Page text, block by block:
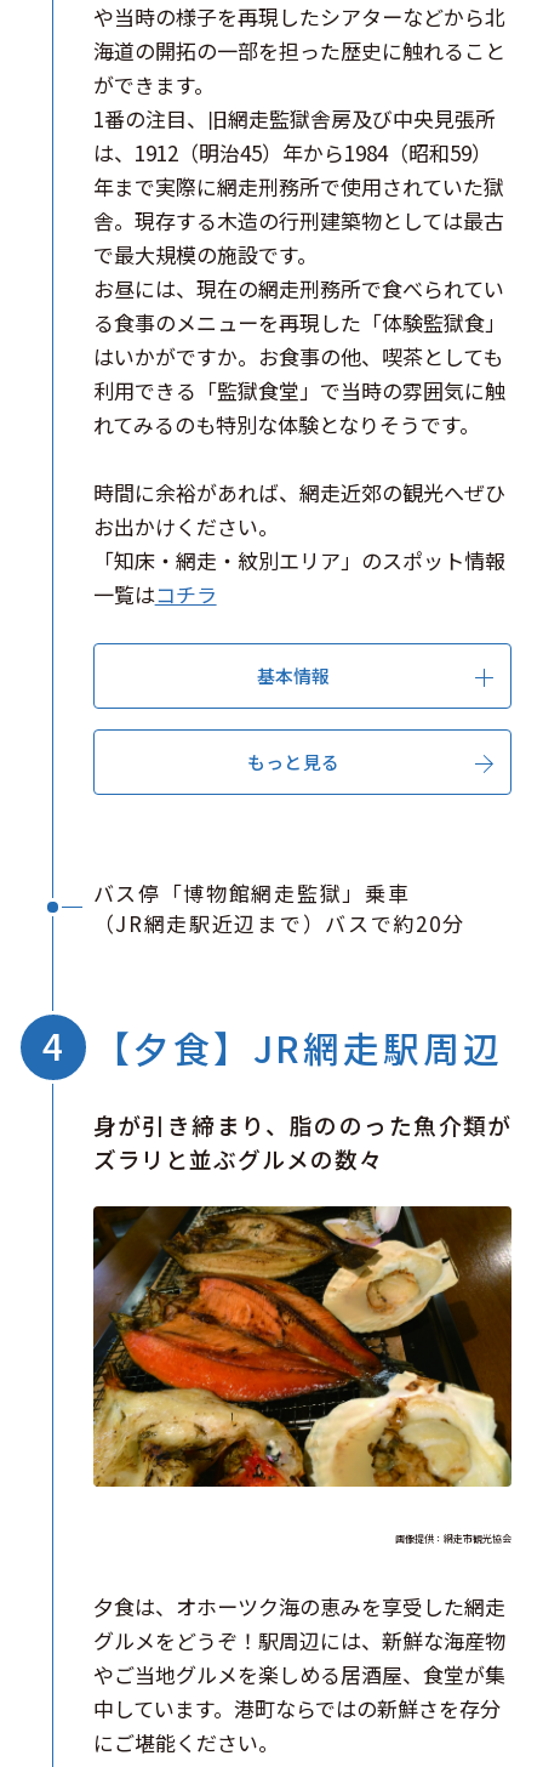
や当時の様子を再現したシアターなどから北
海道の開拓の一部を担った歴史に触れること
ができます。
1番の注目、旧網走監獄舎房及び中央見張所
は、1912（明治45）年から1984（昭和59）
年まで実際に網走刑務所で使用されていた獄
舎。現存する木造の行刑建築物としては最古
で最大規模の施設です。
お昼には、現在の網走刑務所で食べられてい
る食事のメニューを再現した「体験監獄食」
はいかがですか。お食事の他、喫茶としても
利用できる「監獄食堂」で当時の雰囲気に触
れてみるのも特別な体験となりそうです。
時間に余裕があれば、網走近郊の観光へぜひ
お出かけください。
「知床・網走・紋別エリア」のスポット情報
一覧はコチラ
基本情報
もっと見る
バス停「博物館網走監獄」乗車
（JR網走駅近辺まで）バスで約20分
【夕食】JR網走駅周辺
身が引き締まり、脂ののった魚介類が
ズラリと並ぶグルメの数々
画像提供：網走市観光協会
夕食は、オホーツク海の恵みを享受した網走
グルメをどうぞ！駅周辺には、新鮮な海産物
やご当地グルメを楽しめる居酒屋、食堂が集
中しています。港町ならではの新鮮さを存分
にご堪能ください。